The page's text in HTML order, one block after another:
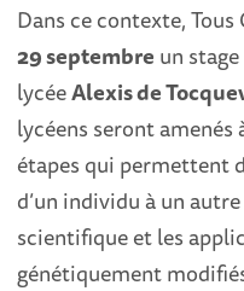
Dans ce contexte,
29 septembre un
lycéeAlexis de
lycéens seront
étapes qui permettent
d’un individu à un
scientifique et les
génétiquement